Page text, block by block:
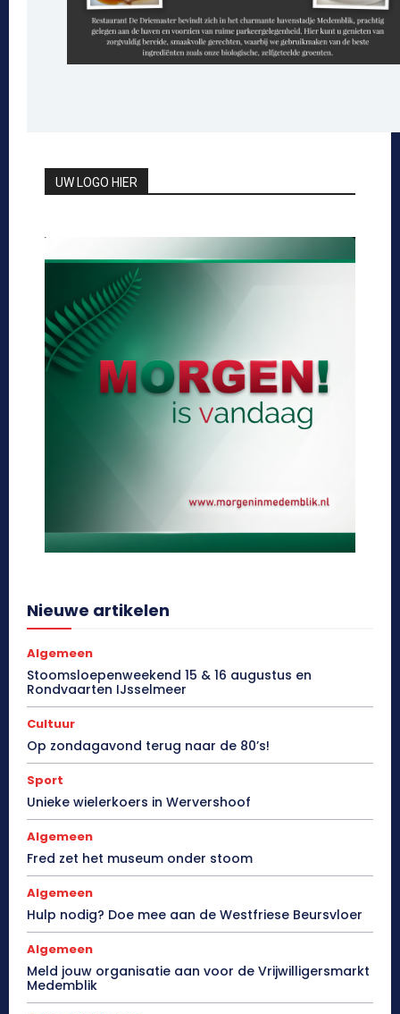
UW LOGO HIER
Nieuwe artikelen
Algemeen
Stoomsloepenweekend 15 & 16 augustus en
Rondvaarten IJsselmeer
Cultuur
Op zondagavond terug naar de 80’s!
Sport
Unieke wielerkoers in Wervershoof
Algemeen
Fred zet het museum onder stoom
Algemeen
Hulp nodig? Doe mee aan de Westfriese Beursvloer
Algemeen
Meld jouw organisatie aan voor de Vrijwilligersmarkt
Medemblik